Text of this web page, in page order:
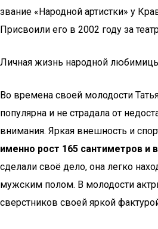
звание «Народной артистки» у
Присвоили его в 2002 году за
Личная жизнь народной
Во времена своей молодости
популярна и не страдала от
внимания. Яркая внешность и
именно рост 165 сантиметров и
сделали своё дело, она легко
мужским полом. В молодости
сверстников своей яркой